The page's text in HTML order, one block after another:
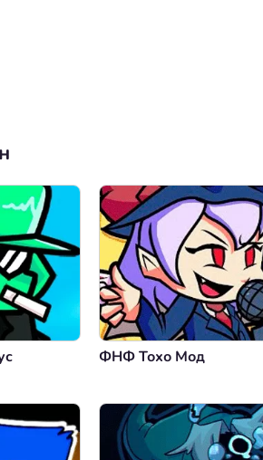
ФНФ Тохо Мод